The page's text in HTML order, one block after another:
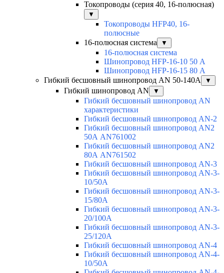
Токопроводы (серия 40, 16-полюсная)
▼
Токопроводы HFP40, 16-
полюсные
16-полюсная система
▼
16-полюсная система
Шинопровод HFP-16-10 50 А
Шинопровод HFP-16-15 80 А
Гибкий бесшовный шинопровод AN 50-140А
▼
Гибкий шинопровод AN ▼
Гибкий бесшовный шинопровод AN
характеристики
Гибкий бесшовный шинопровод AN-2
Гибкий бесшовный шинопровод AN2
50А AN761002
Гибкий бесшовный шинопровод AN2
80А AN761502
Гибкий бесшовный шинопровод AN-3
Гибкий бесшовный шинопровод AN-3-
10/50A
Гибкий бесшовный шинопровод AN-3-
15/80A
Гибкий бесшовный шинопровод AN-3-
20/100A
Гибкий бесшовный шинопровод AN-3-
25/120A
Гибкий бесшовный шинопровод AN-4
Гибкий бесшовный шинопровод AN-4-
10/50A